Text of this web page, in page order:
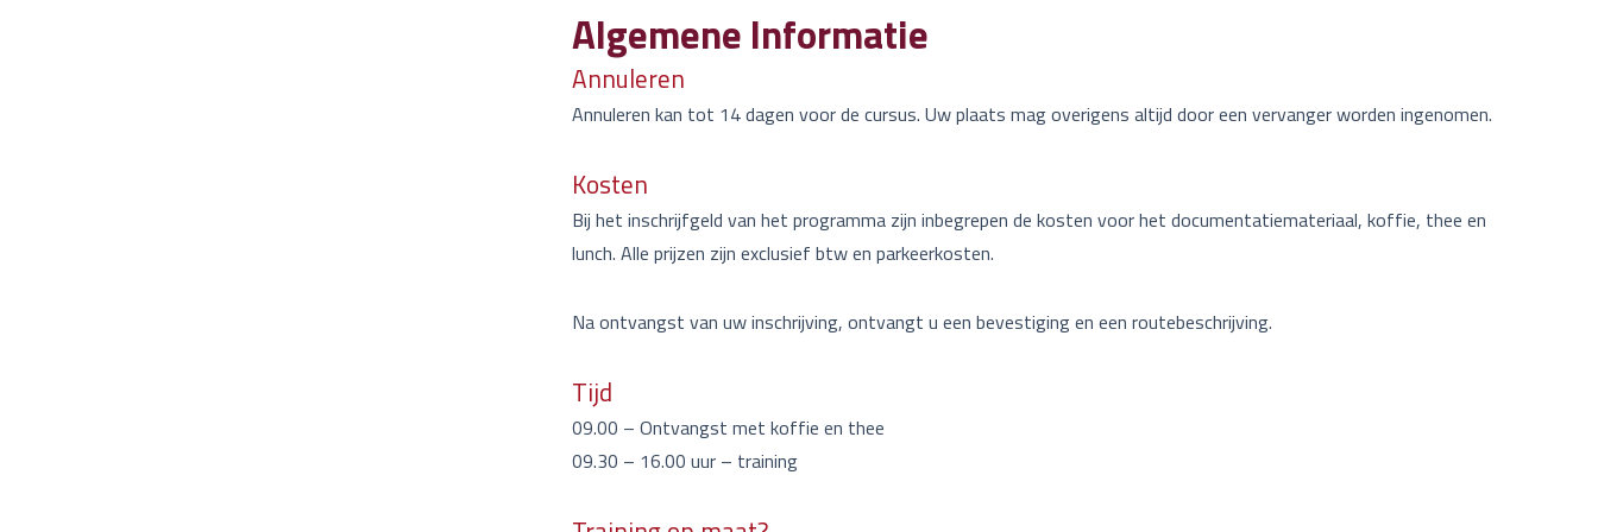
Algemene Informatie
Annuleren
Annuleren kan tot 14 dagen voor de cursus. Uw plaats mag overigens altijd door een vervanger worden ingenomen.
Kosten
Bij het inschrijfgeld van het programma zijn inbegrepen de kosten voor het documentatiemateriaal, koffie, thee en
lunch. Alle prijzen zijn exclusief btw en parkeerkosten.
Na ontvangst van uw inschrijving, ontvangt u een bevestiging en een routebeschrijving.
Tijd
09.00 – Ontvangst met koffie en thee
09.30 – 16.00 uur – training